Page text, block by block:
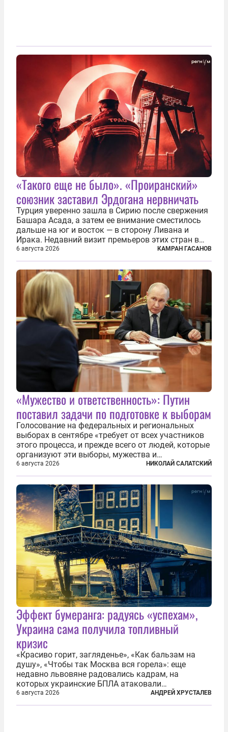
«Такого еще не было». «Проиранский»
союзник заставил Эрдогана нервничать
Турция уверенно зашла в Сирию после свержения
Башара Асада, а затем ее внимание сместилось
дальше на юг и восток — в сторону Ливана и
Ирака. Недавний визит премьеров этих стран в
Анкару, договоры об участии турецкой компании
TPAO в разработке нефти иракского Киркука и
«Дороги развития» подтверждают...
6 августа 2026 КАМРАН ГАСАНОВ
«Мужество и ответственность»: Путин
поставил задачи по подготовке к выборам
Голосование на федеральных и региональных
выборах в сентябре «требует от всех участников
этого процесса, и прежде всего от людей, которые
организуют эти выборы, мужества и
ответственного отношения к формированию
власти», — подчеркнул президент Владимир Путин
на состоявшейся 5 августа в Кремле...
6 августа 2026 НИКОЛАЙ САЛАТСКИЙ
Эффект бумеранга: радуясь «успехам»,
Украина сама получила топливный
кризис
«Красиво горит, загляденье», «Как бальзам на
душу», «Чтобы так Москва вся горела»: еще
недавно львовяне радовались кадрам, на
которых украинские БПЛА атаковали
нефтеперерабатывающие предприятия России. В
скором времени оказалось, что в «эту игру можно
6 августа 2026 АНДРЕЙ ХРУСТАЛЕВ